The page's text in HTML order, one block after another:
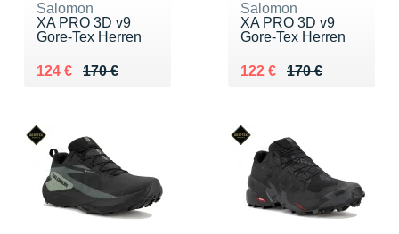
Salomon
XA PRO 3D v9
Gore-Tex Herren
170 €
Au lieu de 170 €
124 €
Vendu 124 €
Salomon
XA PRO 3D v9
Gore-Tex Herren
170 €
Au lieu de 170 €
122 €
Vendu 122 €